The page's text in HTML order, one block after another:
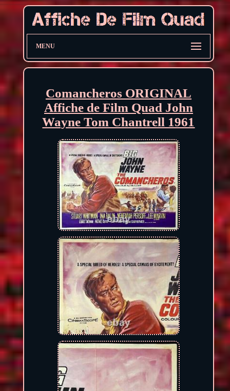
MENU
Comancheros ORIGINAL
Affiche de Film Quad John
Wayne Tom Chantrell 1961